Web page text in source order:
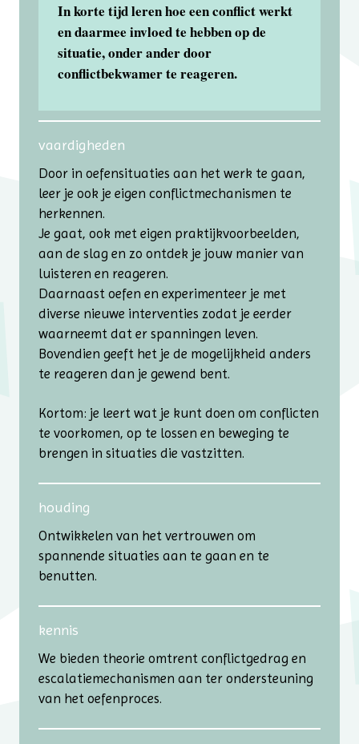
In korte tijd leren hoe een conflict werkt
en daarmee invloed te hebben op de
situatie, onder ander door
conflictbekwamer te reageren.
vaardigheden
Door in oefensituaties aan het werk te gaan,
leer je ook je eigen conflictmechanismen te
herkennen.
Je gaat, ook met eigen praktijk­voorbeelden,
aan de slag en zo ontdek je jouw manier van
luisteren en reageren.
Daarnaast oefen en experimenteer je met
diverse nieuwe interventies zodat je eerder
waarneemt dat er spanningen leven.
Bovendien geeft het je de mogelijkheid anders
te reageren dan je gewend bent.
Kortom: je leert wat je kunt doen om conflicten
te voorkomen, op te lossen en beweging te
brengen in situaties die vastzitten.
houding
Ontwikkelen van het vertrouwen om
spannende situaties aan te gaan en te
benutten.
kennis
We bieden theorie omtrent conflictgedrag en
escalatiemechanismen aan ter ondersteuning
van het oefenproces.